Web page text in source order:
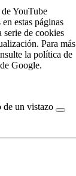
YouTube
estas páginas
serie de cookies
Para más
la política de
Google.
un vistazo